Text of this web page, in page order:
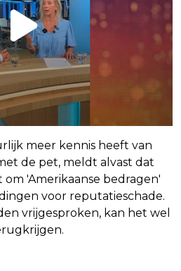
meer kennis heeft van
de pet, meldt alvast dat
'Amerikaanse bedragen'
voor reputatieschade.
vrijgesproken, kan het wel